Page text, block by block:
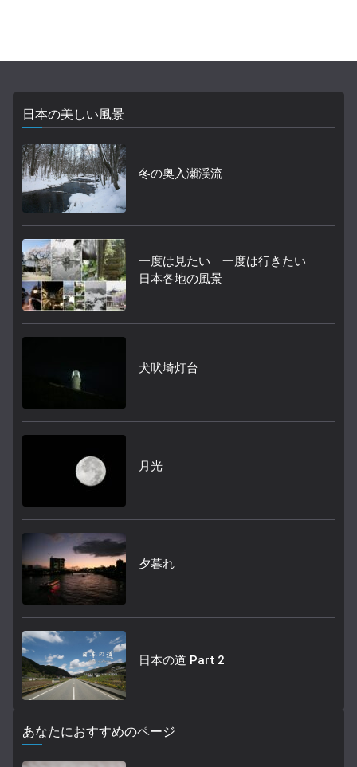
日本の美しい風景
冬の奥入瀬渓流
一度は見たい 一度は行きたい
日本各地の風景
犬吠埼灯台
月光
夕暮れ
日本の道 Part 2
あなたにおすすめのページ